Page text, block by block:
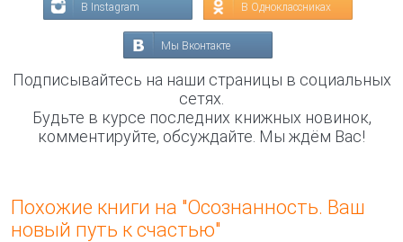
В Instagram В Одноклассниках
Мы Вконтакте
Подписывайтесь на наши страницы в социальных
сетях.
Будьте в курсе последних книжных новинок,
комментируйте, обсуждайте. Мы ждём Вас!
Похожие книги на "Осознанность. Ваш
новый путь к счастью"